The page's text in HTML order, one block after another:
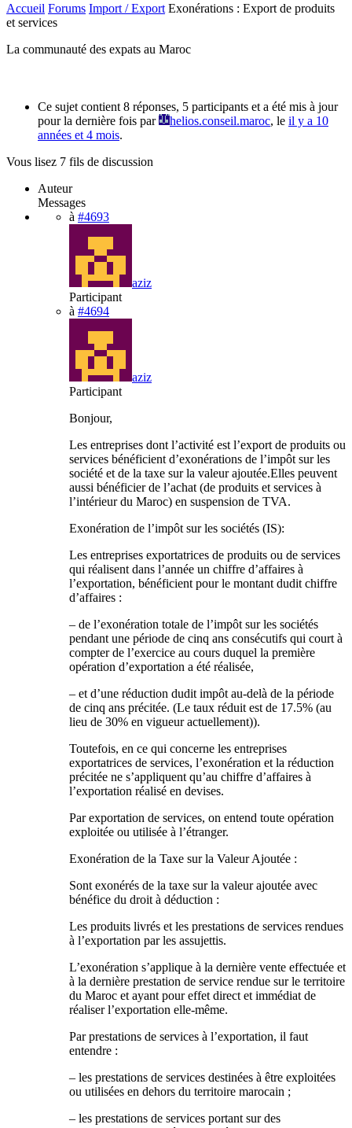
Accueil Forums Import / Export Exonérations : Export de produits
et services
La communauté des expats au Maroc
Ce sujet contient 8 réponses, 5 participants et a été mis à jour
pour la dernière fois par
helios.conseil.maroc, le il y a 10
années et 4 mois.
Vous lisez 7 fils de discussion
Auteur
Messages
à #4693
aziz
Participant
à #4694
aziz
Participant
Bonjour,
Les entreprises dont l’activité est l’export de produits ou
services bénéficient d’exonérations de l’impôt sur les
société et de la taxe sur la valeur ajoutée.Elles peuvent
aussi bénéficier de l’achat (de produits et services à
l’intérieur du Maroc) en suspension de TVA.
Exonération de l’impôt sur les sociétés (IS):
Les entreprises exportatrices de produits ou de services
qui réalisent dans l’année un chiffre d’affaires à
l’exportation, bénéficient pour le montant dudit chiffre
d’affaires :
– de l’exonération totale de l’impôt sur les sociétés
pendant une période de cinq ans consécutifs qui court à
compter de l’exercice au cours duquel la première
opération d’exportation a été réalisée,
– et d’une réduction dudit impôt au-delà de la période
de cinq ans précitée. (Le taux réduit est de 17.5% (au
lieu de 30% en vigueur actuellement)).
Toutefois, en ce qui concerne les entreprises
exportatrices de services, l’exonération et la réduction
précitée ne s’appliquent qu’au chiffre d’affaires à
l’exportation réalisé en devises.
Par exportation de services, on entend toute opération
exploitée ou utilisée à l’étranger.
Exonération de la Taxe sur la Valeur Ajoutée :
Sont exonérés de la taxe sur la valeur ajoutée avec
bénéfice du droit à déduction :
Les produits livrés et les prestations de services rendues
à l’exportation par les assujettis.
L’exonération s’applique à la dernière vente effectuée et
à la dernière prestation de service rendue sur le territoire
du Maroc et ayant pour effet direct et immédiat de
réaliser l’exportation elle-même.
Par prestations de services à l’exportation, il faut
entendre :
– les prestations de services destinées à être exploitées
ou utilisées en dehors du territoire marocain ;
– les prestations de services portant sur des